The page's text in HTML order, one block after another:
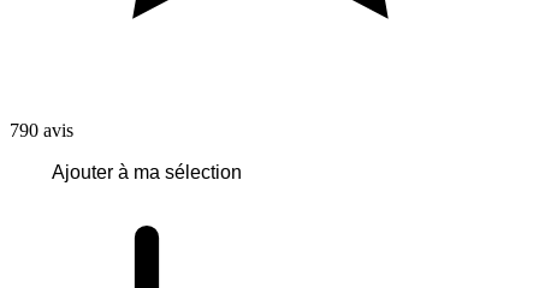
790 avis
Ajouter à ma sélection